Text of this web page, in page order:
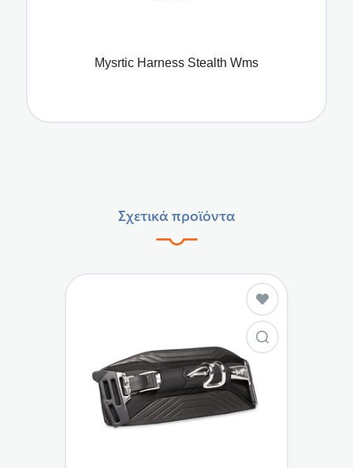
Mysrtic Harness Stealth Wms
Σχετικά προϊόντα